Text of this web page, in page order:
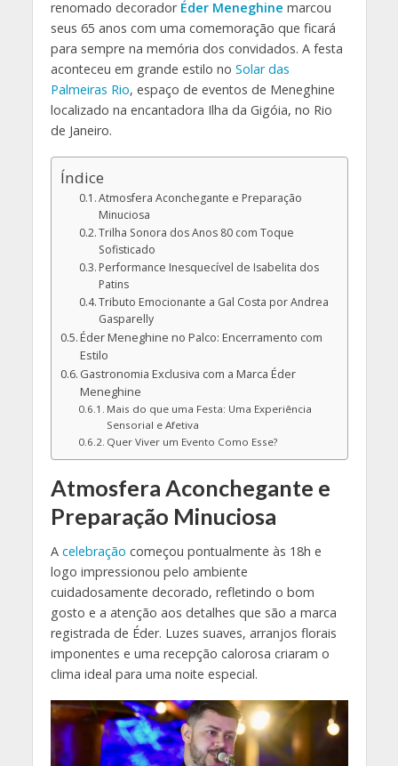
renomado decorador Éder Meneghine marcou
seus 65 anos com uma comemoração que ficará
para sempre na memória dos convidados. A festa
aconteceu em grande estilo no Solar das
Palmeiras Rio, espaço de eventos de Meneghine
localizado na encantadora Ilha da Gigóia, no Rio
de Janeiro.
Índice
Atmosfera Aconchegante e Preparação
Minuciosa
Trilha Sonora dos Anos 80 com Toque
Sofisticado
Performance Inesquecível de Isabelita dos
Patins
Tributo Emocionante a Gal Costa por Andrea
Gasparelly
Éder Meneghine no Palco: Encerramento com
Estilo
Gastronomia Exclusiva com a Marca Éder
Meneghine
Mais do que uma Festa: Uma Experiência
Sensorial e Afetiva
Quer Viver um Evento Como Esse?
Atmosfera Aconchegante e
Preparação Minuciosa
A celebração começou pontualmente às 18h e
logo impressionou pelo ambiente
cuidadosamente decorado, refletindo o bom
gosto e a atenção aos detalhes que são a marca
registrada de Éder. Luzes suaves, arranjos florais
imponentes e uma recepção calorosa criaram o
clima ideal para uma noite especial.